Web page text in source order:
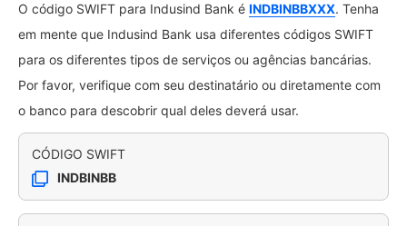
O código SWIFT para Indusind Bank é INDBINBBXXX. Tenha
em mente que Indusind Bank usa diferentes códigos SWIFT
para os diferentes tipos de serviços ou agências bancárias.
Por favor, verifique com seu destinatário ou diretamente com
o banco para descobrir qual deles deverá usar.
CÓDIGO SWIFT
INDBINBB